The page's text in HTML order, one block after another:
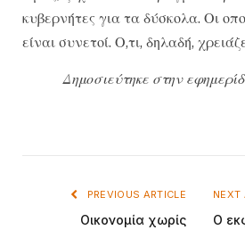
κυβερνήτες για τα δύσκολα. Οι
είναι συνετοί. Ο,τι, δηλαδή,
Δημοσιεύτηκε στην
PREVIOUS ARTICLE
Οικονομία χωρίς
NEXT
Ο